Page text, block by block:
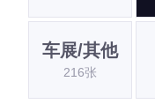
车展/其他
216张